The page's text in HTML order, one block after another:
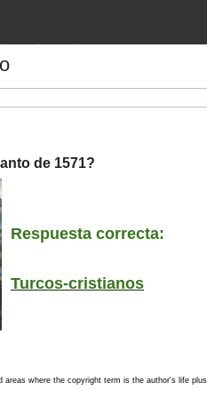
etc.) de la
de 1571?
Respuesta correcta:
Turcos-cristianos
where the copyright term is the author's life